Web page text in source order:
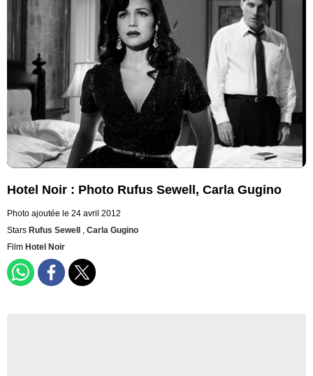
Hotel Noir : Photo Rufus Sewell, Carla Gugino
Photo ajoutée le 24 avril 2012
Stars Rufus Sewell , Carla Gugino
Film Hotel Noir